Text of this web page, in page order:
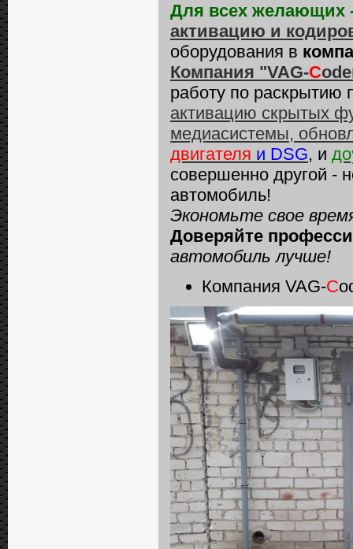
Для всех
активацию и
оборудования в
Компания "VAG-C
работу по
активацию скрытых
медиасистемы,
двигателя и DSG, и
совершенно другой -
автомобиль!
Экономьте свое
Доверяйте
автомобиль лучше!
Компания VAG-C